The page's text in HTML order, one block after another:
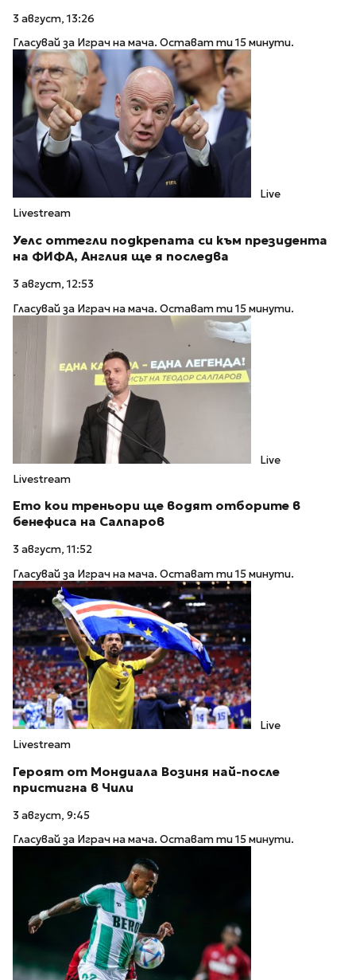
3 август, 13:26
Гласувай за Играч на мача. Остават ти 15 минути.
Live
Livestream
Уелс оттегли подкрепата си към президента
на ФИФА, Англия ще я последва
3 август, 12:53
Гласувай за Играч на мача. Остават ти 15 минути.
Live
Livestream
Ето кои треньори ще водят отборите в
бенефиса на Салпаров
3 август, 11:52
Гласувай за Играч на мача. Остават ти 15 минути.
Live
Livestream
Героят от Мондиала Возиня най-после
пристигна в Чили
3 август, 9:45
Гласувай за Играч на мача. Остават ти 15 минути.